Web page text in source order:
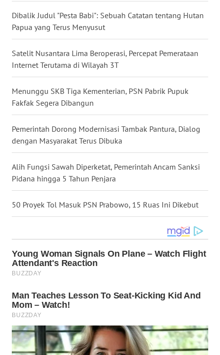
Dibalik Judul "Pesta Babi": Sebuah Catatan tentang Hutan
Papua yang Terus Menyusut
Satelit Nusantara Lima Beroperasi, Percepat Pemerataan
Internet Terutama di Wilayah 3T
Menunggu SKB Tiga Kementerian, PSN Pabrik Pupuk
Fakfak Segera Dibangun
Pemerintah Dorong Modernisasi Tambak Pantura, Dialog
dengan Masyarakat Terus Dibuka
Alih Fungsi Sawah Diperketat, Pemerintah Ancam Sanksi
Pidana hingga 5 Tahun Penjara
50 Proyek Tol Masuk PSN Prabowo, 15 Ruas Ini Dikebut
WN
NUSANTARA
WN
JOGJA
JATIM
BALI
KALBAR
KALTENG
KALTARA
WN
KALSEL
WN
KALTIM
WN
SULSEL